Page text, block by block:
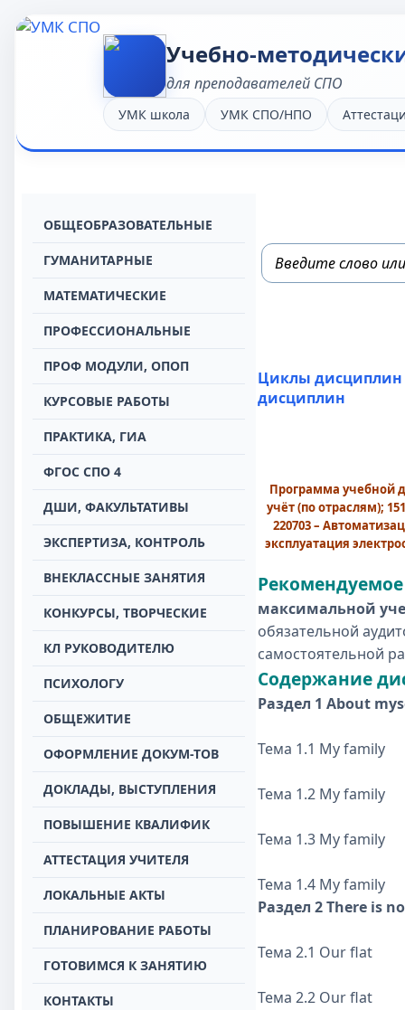
Учебно-
для преподавателей СПО
УМК школа УМК СПО/НПО
OБЩЕОБРАЗОВАТЕЛЬНЫЕ
ГУМАНИТАРНЫЕ
МАТЕМАТИЧЕСКИЕ
ПРОФЕССИОНАЛЬНЫЕ
ПРОФ МОДУЛИ, ОПОП
КУРСОВЫЕ РАБОТЫ
ПРАКТИКА, ГИА
ФГОС СПО 4
ДШИ, ФАКУЛЬТАТИВЫ
ЭКСПЕРТИЗА, КОНТРОЛЬ
ВНЕКЛАССНЫЕ ЗАНЯТИЯ
КОНКУРСЫ, ТВОРЧЕСКИЕ
КЛ РУКОВОДИТЕЛЮ
ПСИХОЛОГУ
ОБЩЕЖИТИЕ
ОФОРМЛЕНИЕ ДОКУМ-ТОВ
ДОКЛАДЫ, ВЫСТУПЛЕНИЯ
ПОВЫШЕНИЕ КВАЛИФИК
АТТЕСТАЦИЯ УЧИТЕЛЯ
ЛОКАЛЬНЫЕ АКТЫ
ПЛАНИРОВАНИЕ РАБОТЫ
ГОТОВИМСЯ К ЗАНЯТИЮ
КОНТАКТЫ
Циклы дисциплин
дисциплин
Программа учебной
учёт (по отраслям);
220703 –
эксплуатация
максимальной
обязательной
самостоятельной
Содержание
Раздел 1 About
Тема 1.1 My family
Тема 1.2 My family
Тема 1.3 My family
Тема 1.4 My family
Раздел 2 There is
Тема 2.1 Our flat
Тема 2.2 Our flat